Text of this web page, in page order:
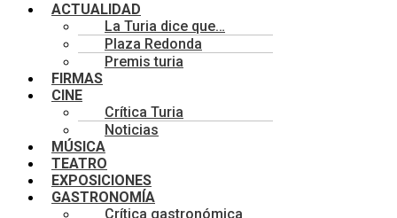
ACTUALIDAD
La Turia dice que…
Plaza Redonda
Premis turia
FIRMAS
CINE
Crítica Turia
Noticias
MÚSICA
TEATRO
EXPOSICIONES
GASTRONOMÍA
Crítica gastronómica